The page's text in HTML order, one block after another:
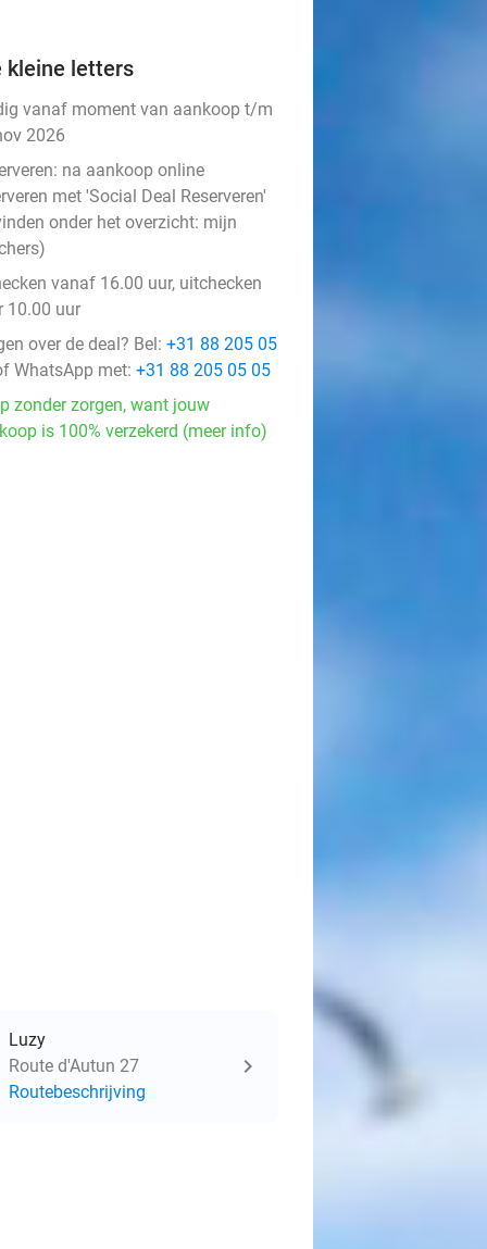
kleine letters
vanaf moment van aankoop t/m
2026
na aankoop online
met 'Social Deal Reserveren'
onder het overzicht: mijn
)
vanaf 16.00 uur, uitchecken
10.00 uur
over de deal? Bel: +31 88 205 05
WhatsApp met: +31 88 205 05 05
zonder zorgen, want jouw
is 100% verzekerd (meer info)
Luzy
Route d'Autun 27
Routebeschrijving